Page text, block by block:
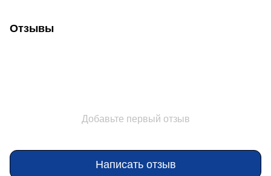
Отзывы
Добавьте первый отзыв
Написать отзыв